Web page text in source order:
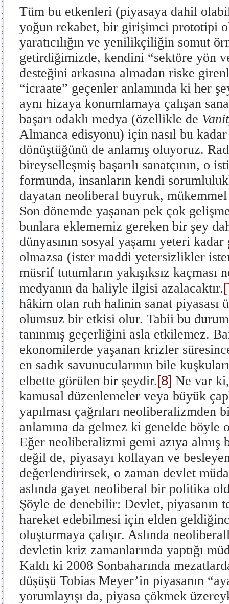
Tüm bu etkenleri (piyasaya dahil
yoğun rekabet, bir girişimci prototipi
yaratıcılığın ve yenilikçiliğin somut
getirdiğimizde, kendini “sektöre yön
desteğini arkasına almadan riske
“icraate” geçenler anlamında ki her
aynı hizaya konumlamaya çalışan
başarı odaklı medya (özellikle de
Almanca edisyonu) için nasıl bu
dönüştüğünü de anlamış oluyoruz.
bireyselleşmiş başarılı sanatçının, o
formunda, insanların kendi
dayatan neoliberal buyruk,
Son dönemde yaşanan pek çok
bunlara eklememiz gereken bir şey
dünyasının sosyal yaşamı yeteri
olmazsa (ister maddi yetersizlikler
müsrif tutumların yakışıksız kaçması
medyanın da haliyle ilgisi azalacaktır.
hâkim olan ruh halinin sanat piyasası
olumsuz bir etkisi olur. Tabii bu
tanınmış geçerliğini asla etkilemez.
ekonomilerde yaşanan krizler
en sadık savunucularının bile
elbette görülen bir şeydir.[8] Ne var
kamusal düzenlemeler veya büyük
yapılması çağrıları neoliberalizmden
anlamına da gelmez ki genelde
Eğer neoliberalizmi gemi azıya almış
değil de, piyasayı kollayan ve
değerlendirirsek, o zaman devlet
aslında gayet neoliberal bir politika
Şöyle de denebilir: Devlet, piyasanın
hareket edebilmesi için elden
oluşturmaya çalışır. Aslında
devletin kriz zamanlarında yaptığı
Kaldı ki 2008 Sonbaharında
düşüşü Tobias Meyer’in piyasanın
yorumlayışı da, piyasa çökmek